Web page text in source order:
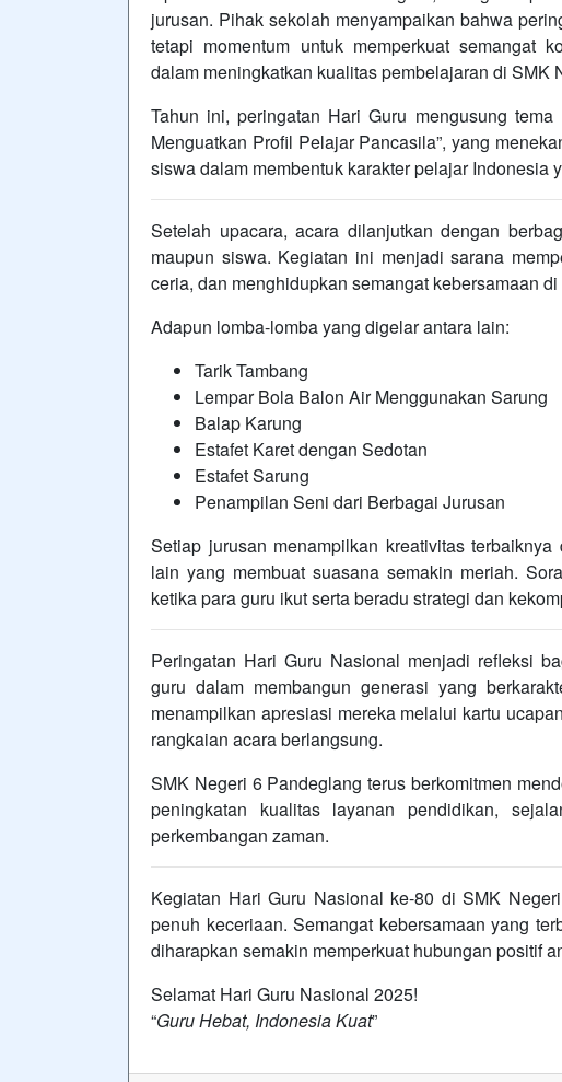
jurusan. Pihak sekolah menyampaikan bahwa
tetapi momentum untuk memperkuat semangat
dalam meningkatkan kualitas pembelajaran di SMK
Tahun ini, peringatan Hari Guru mengusung
Menguatkan Profil Pelajar Pancasila”, yang
siswa dalam membentuk karakter pelajar Indonesia
Setelah upacara, acara dilanjutkan dengan
maupun siswa. Kegiatan ini menjadi sarana
ceria, dan menghidupkan semangat kebersamaan
Adapun lomba-lomba yang digelar antara lain:
Tarik Tambang
Lempar Bola Balon Air Menggunakan Sarung
Balap Karung
Estafet Karet dengan Sedotan
Estafet Sarung
Penampilan Seni dari Berbagai Jurusan
Setiap jurusan menampilkan kreativitas
lain yang membuat suasana semakin meriah.
ketika para guru ikut serta beradu strategi dan
Peringatan Hari Guru Nasional menjadi refleksi
guru dalam membangun generasi yang
menampilkan apresiasi mereka melalui kartu
rangkaian acara berlangsung.
SMK Negeri 6 Pandeglang terus berkomitmen
peningkatan kualitas layanan pendidikan,
perkembangan zaman.
Kegiatan Hari Guru Nasional ke-80 di SMK
penuh keceriaan. Semangat kebersamaan yang
diharapkan semakin memperkuat hubungan positif
Selamat Hari Guru Nasional 2025!
“Guru Hebat, Indonesia Kuat”